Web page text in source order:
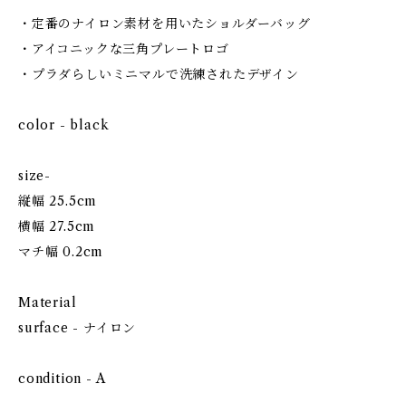
・定番のナイロン素材を用いたショルダーバッグ
・アイコニックな三角プレートロゴ
・プラダらしいミニマルで洗練されたデザイン
color - black
size-
縦幅 25.5cm
横幅 27.5cm
マチ幅 0.2cm
Material
surface - ナイロン
condition - A